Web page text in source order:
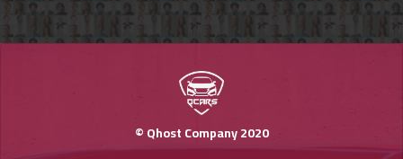
Qhost Company 2020 ©